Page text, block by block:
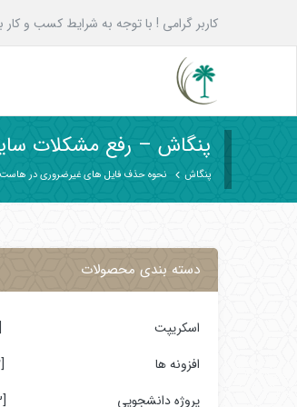
کاربر گرامی ! با توجه به شرایط کسب و کار بعد از جنگ
پنگاش – رفع مشکلات
پنگاش نحوه حذف فایل های غیرضروری در هاست
دسته بندی محصولات
اسکریپت
افزونه ها
[2]
پروژه دانشجویی
[3]